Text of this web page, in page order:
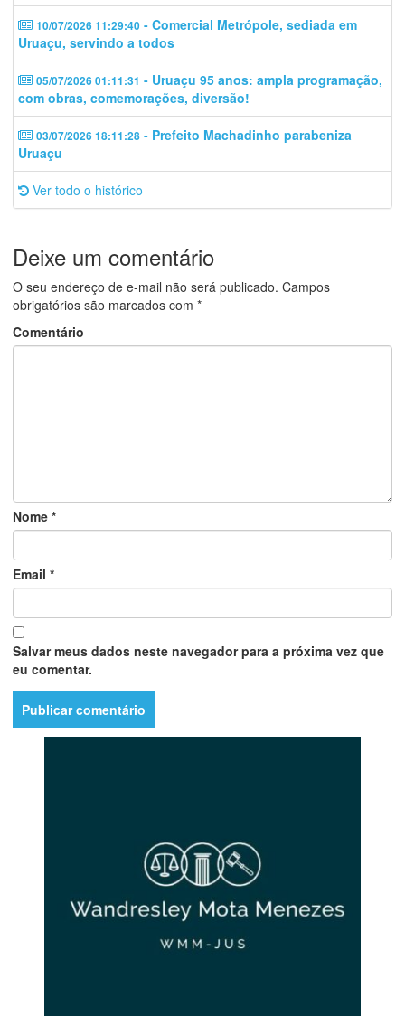
10/07/2026 11:29:40 - Comercial Metrópole, sediada em
Uruaçu, servindo a todos
05/07/2026 01:11:31 - Uruaçu 95 anos: ampla programação,
com obras, comemorações, diversão!
03/07/2026 18:11:28 - Prefeito Machadinho parabeniza
Uruaçu
Ver todo o histórico
Deixe um comentário
O seu endereço de e-mail não será publicado. Campos
obrigatórios são marcados com *
Comentário
Nome *
Email *
Salvar meus dados neste navegador para a próxima vez que
eu comentar.